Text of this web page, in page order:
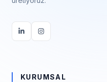
KURUMSAL